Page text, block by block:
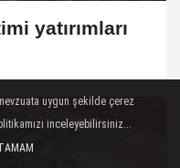
yatırımları
uygun şekilde çerez
inceleyebilirsiniz...